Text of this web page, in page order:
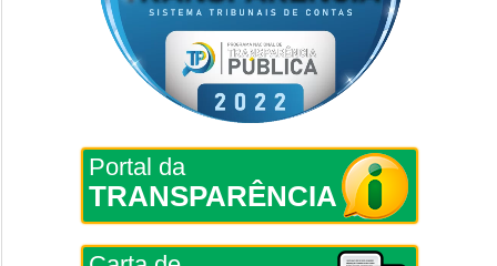
Portal da
TRANSPARÊNCIA